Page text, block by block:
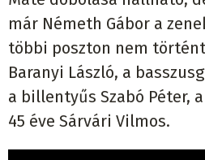
már Németh Gábor a
többi poszton nem
Baranyi László, a
a billentyűs Szabó Péter,
45 éve Sárvári Vilmos.